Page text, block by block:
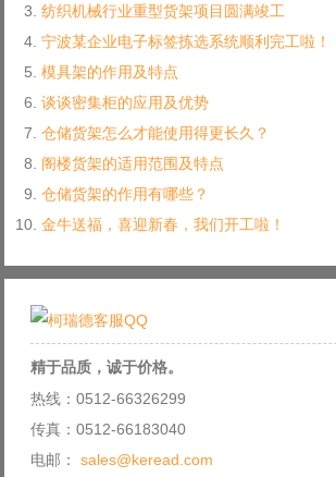
纺织机械行业重型货架项目圆满竣工
宁波某企业电子标签拣选系统顺利完工啦！
模具架的作用及特点
谈谈密集柜的应用及优势
仓储货架怎么才能使用得更长久？
阁楼货架的适用范围及特点
仓储货架的作用有哪些？
金牛送福，喜迎新春，我们开工啦！
精于品质，诚于价格。
热线：0512-66326299
传真：0512-66183040
电邮： sales@keread.com